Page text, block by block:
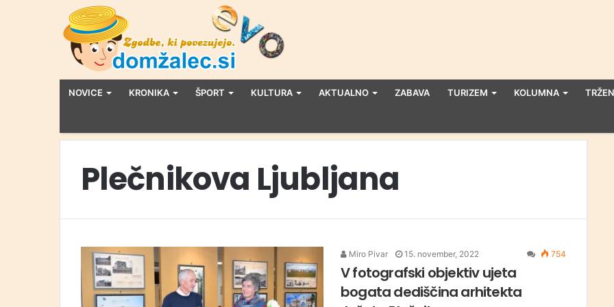
NOVICE KRONIKA ŠPORT KULTURA AKTUALNO ZABAVA TURIZEM KOLUMNA
Plečnikova Ljubljana
Miro Pivar 15. november, 2022 754
V fotografski objektiv ujeta
bogata dediščina arhitekta